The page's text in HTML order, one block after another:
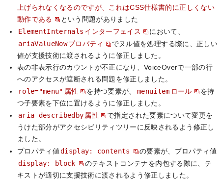
上げられなくなるのですが、これはCSS仕様書的に正しくない
動作である
という問題がありました
ElementInternals インターフェイス において、
ariaValueNowプロパティ
でヌル値を処理する際に、正しい
値が支援技術に渡されるように修正しました。
表の非表示行のカウントが不正になり、VoiceOverで一部の行
へのアクセスが遮断される問題を修正しました。
role="menu" 属性 を持つ要素が、 menuitem ロール
を持
つ子要素を下位に置けるように修正しました。
aria-describedby 属性
で指定された要素について変更を
うけた部分がアクセシビリティツリーに反映されるよう修正し
ました。
プロパティ値 display: contents の要素が、プロパティ値
display: block
のテキストコンテナを内包する際に、テ
キストが適切に支援技術に渡されるよう修正しました。